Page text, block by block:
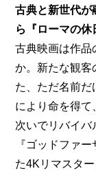
古典と新世代が
ら『ローマの
古典映画は作品
か。新たな観客
た、ただ名前だ
により命を得て
次いでリバイバ
『ゴッドファ
た4Kリマスタ